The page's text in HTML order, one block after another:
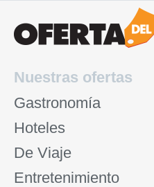
Nuestras ofertas
Gastronomía
Hoteles
De Viaje
Entretenimiento